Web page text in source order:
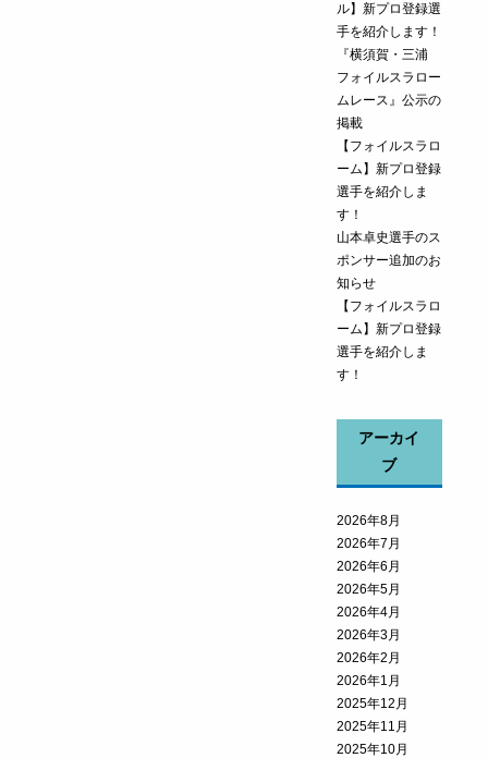
ル】新プロ登録選
手を紹介します！
『横須賀・三浦
フォイルスラロー
ムレース』公示の
掲載
【フォイルスラロ
ーム】新プロ登録
選手を紹介しま
す！
山本卓史選手のス
ポンサー追加のお
知らせ
【フォイルスラロ
ーム】新プロ登録
選手を紹介しま
す！
アーカイ
ブ
2026年8月
2026年7月
2026年6月
2026年5月
2026年4月
2026年3月
2026年2月
2026年1月
2025年12月
2025年11月
2025年10月